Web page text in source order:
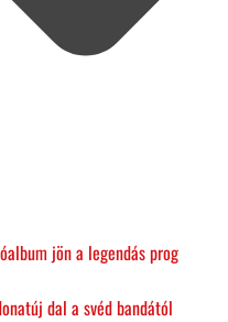
jön a legendás prog
dal a svéd bandától